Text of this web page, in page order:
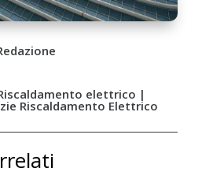
elettrico |
Riscaldamento Elettrico